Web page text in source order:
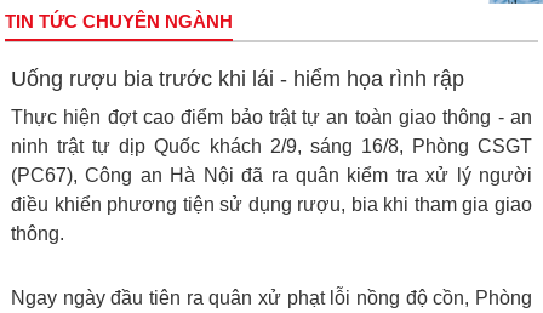
TIN TỨC CHUYÊN NGÀNH
Uống rượu bia trước khi lái - hiểm họa rình rập
Thực hiện đợt cao điểm bảo trật tự an toàn giao thông - an
ninh trật tự dịp Quốc khách 2/9, sáng 16/8, Phòng CSGT
(PC67), Công an Hà Nội đã ra quân kiểm tra xử lý người
điều khiển phương tiện sử dụng rượu, bia khi tham gia giao
thông.
Ngay ngày đầu tiên ra quân xử phạt lỗi nồng độ cồn, Phòng